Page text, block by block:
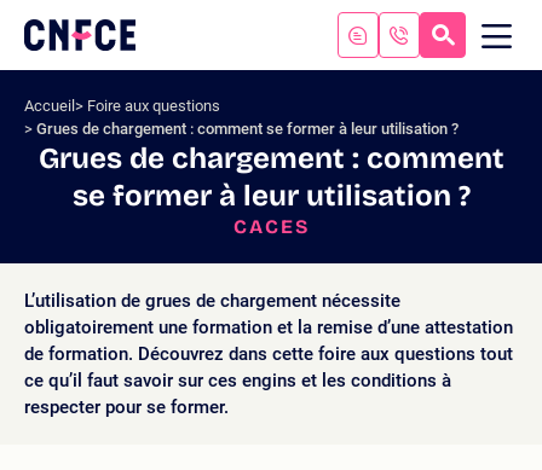
contenu
menu
Logo
site
Accueil
Foire aux questions
Grues de chargement : comment se former à leur utilisation ?
Grues de chargement : comment
se former à leur utilisation ?
CACES
L’utilisation de grues de chargement nécessite
obligatoirement une formation et la remise d’une attestation
de formation. Découvrez dans cette foire aux questions tout
ce qu’il faut savoir sur ces engins et les conditions à
respecter pour se former.